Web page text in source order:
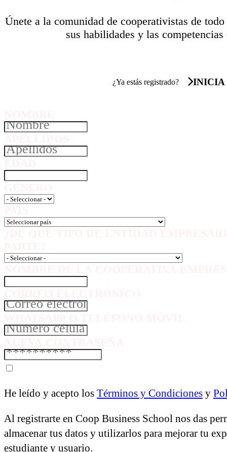
Únete a la comunidad de cooperativistas de
sus habilidades y las
¿Ya estás registrado? INICIA
He leído y acepto los Términos y Condiciones y
Al registrarte en Coop Business School nos das
almacenar tus datos y utilizarlos para mejorar tu
estudiante y usuario.